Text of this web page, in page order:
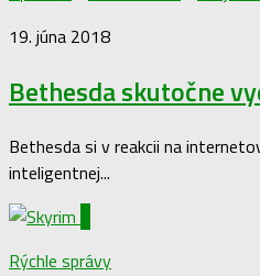
19. júna 2018
Bethesda skutočne
Bethesda si v reakcii na
inteligentnej...
Rýchle správy